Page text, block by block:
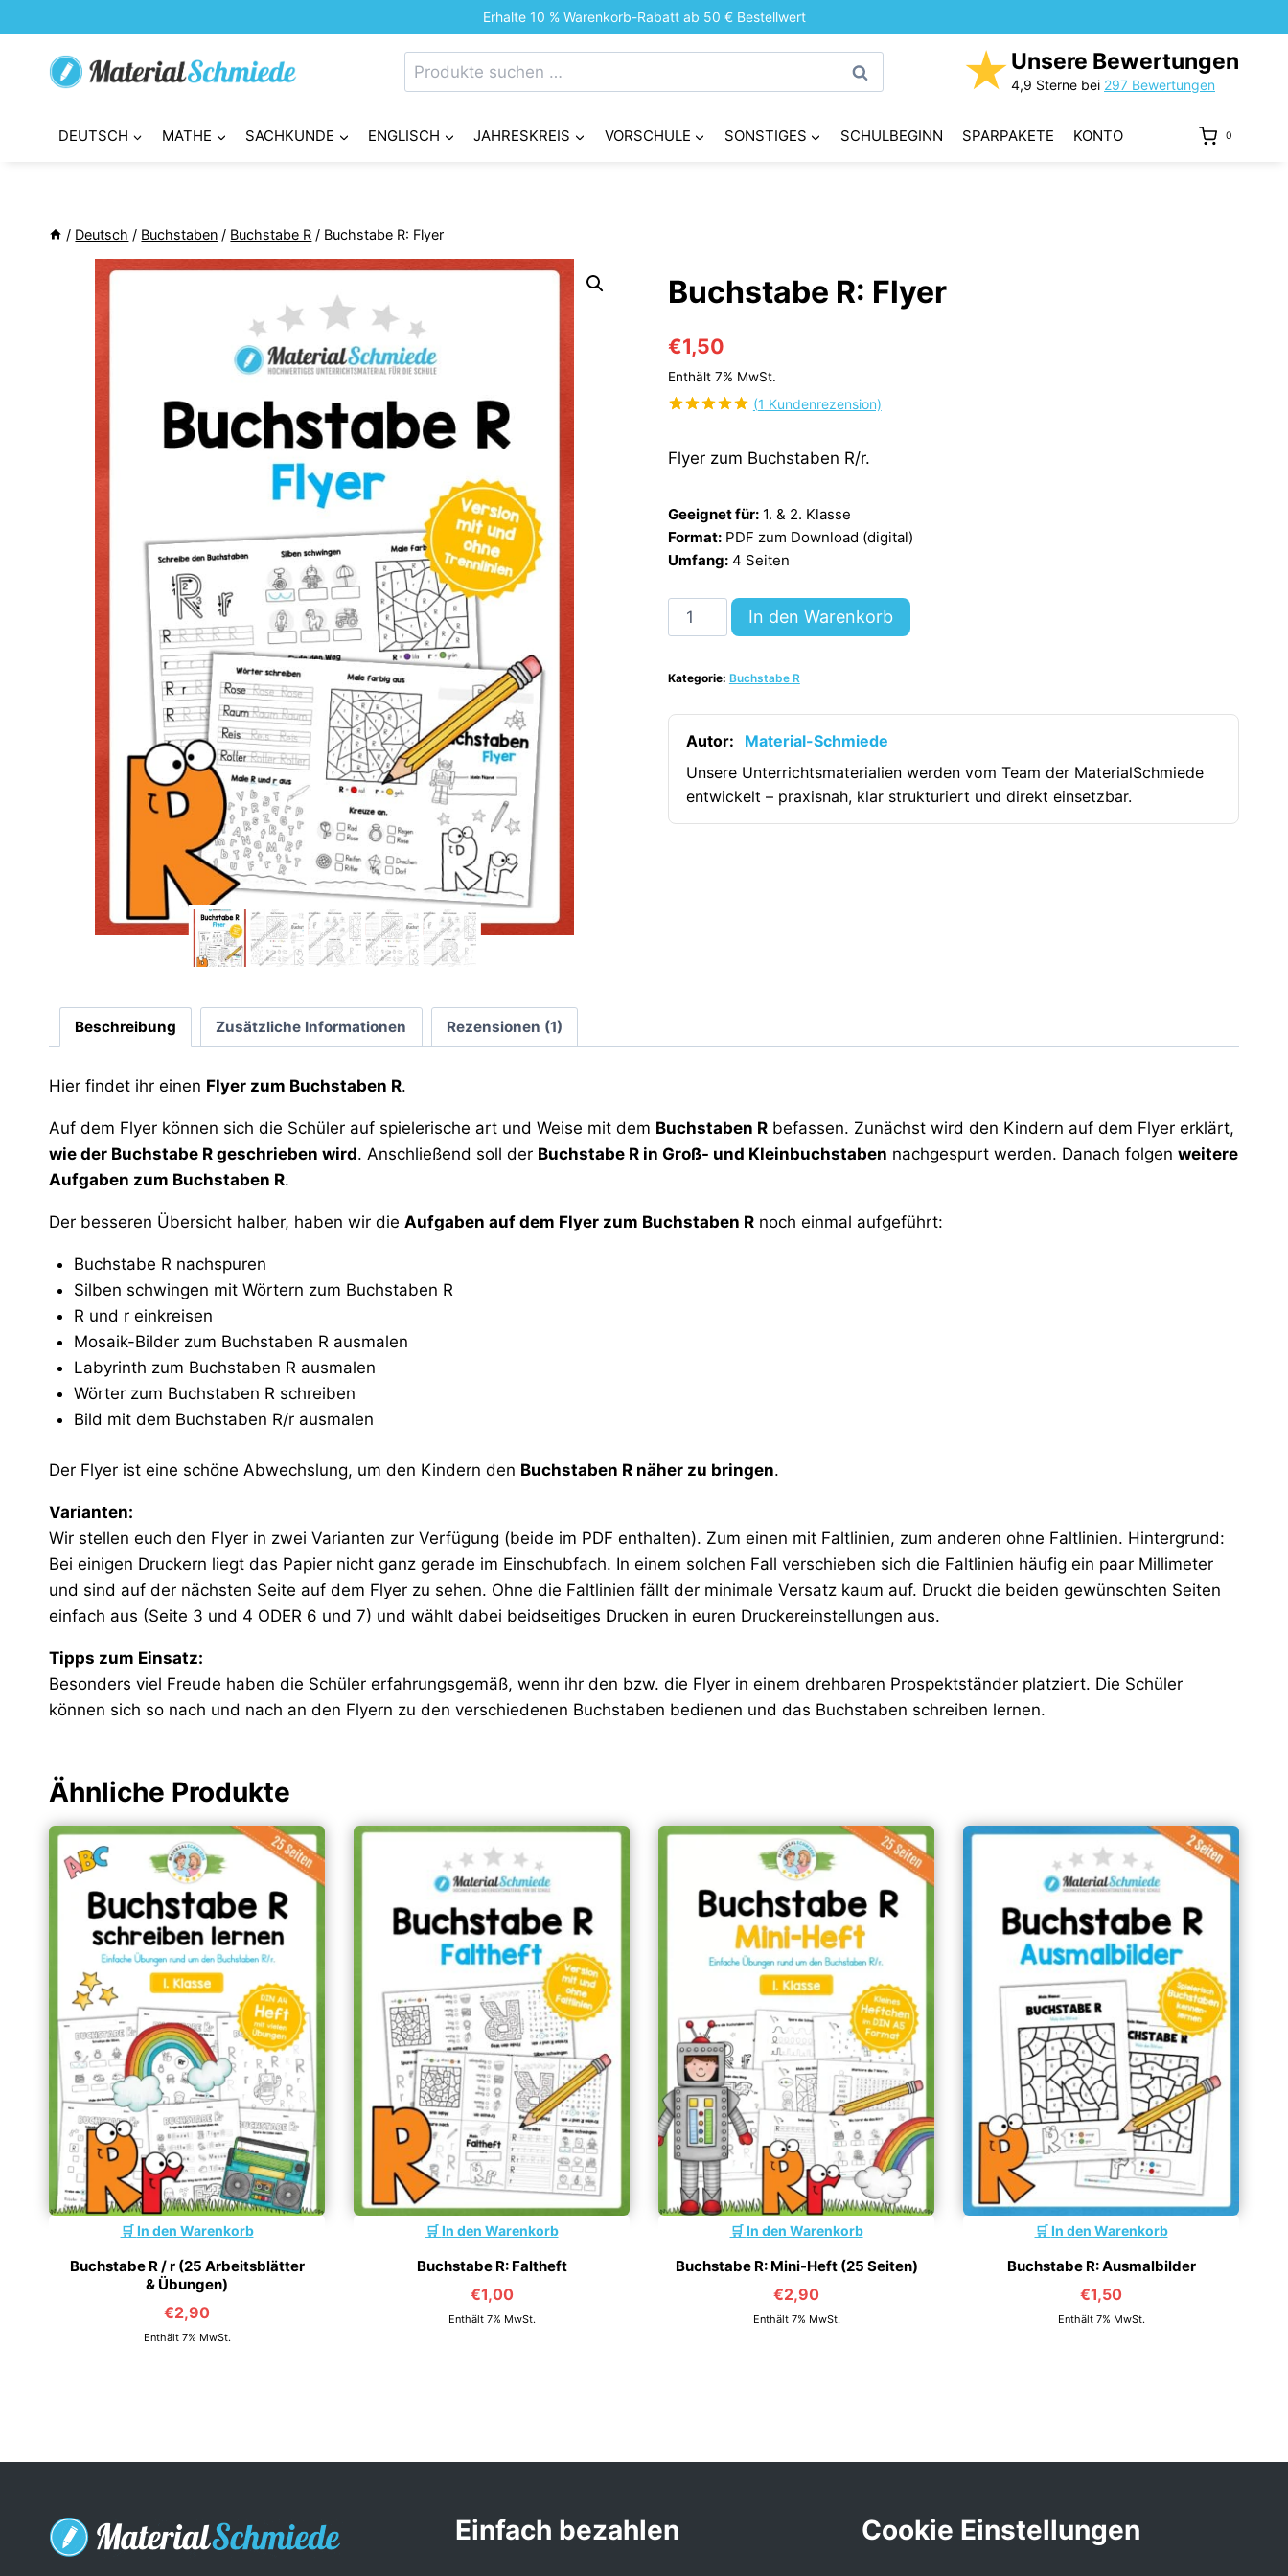
Inhalt
springen
Erhalte 10 % Warenkorb-Rabatt ab 50 € Bestellwert
Suchen
nach:
Suchen ★ Unsere Bewertungen
4,9 Sterne bei 297 Bewertungen
DEUTSCH MATHE SACHKUNDE ENGLISCH JAHRESKREIS VORSCHULE SONSTIGES SCHULBEGINN SPARPAKETE KONTO 0
/ Deutsch / Buchstaben / Buchstabe R / Buchstabe R: Flyer
Buchstabe R: Flyer
€1,50
Enthält 7% MwSt.
von 5,
Kundenbewertung
(1 Kundenrezension)
Flyer zum Buchstaben R/r.
Geeignet für: 1. & 2. Klasse
Format: PDF zum Download (digital)
Umfang: 4 Seiten
Buchstabe
R:
[Digital]
Menge
In den Warenkorb
Kategorie: Buchstabe R
Autor:
Material-Schmiede
Unsere Unterrichtsmaterialien werden vom Team der MaterialSchmiede
entwickelt – praxisnah, klar strukturiert und direkt einsetzbar.
Beschreibung Zusätzliche Informationen Rezensionen (1)
Hier findet ihr einen Flyer zum Buchstaben R.
Auf dem Flyer können sich die Schüler auf spielerische art und Weise mit dem Buchstaben R befassen. Zunächst wird den Kindern auf dem Flyer erklärt,
wie der Buchstabe R geschrieben wird. Anschließend soll der Buchstabe R in Groß- und Kleinbuchstaben nachgespurt werden. Danach folgen weitere
Aufgaben zum Buchstaben R.
Der besseren Übersicht halber, haben wir die Aufgaben auf dem Flyer zum Buchstaben R noch einmal aufgeführt:
Buchstabe R nachspuren
Silben schwingen mit Wörtern zum Buchstaben R
R und r einkreisen
Mosaik-Bilder zum Buchstaben R ausmalen
Labyrinth zum Buchstaben R ausmalen
Wörter zum Buchstaben R schreiben
Bild mit dem Buchstaben R/r ausmalen
Der Flyer ist eine schöne Abwechslung, um den Kindern den Buchstaben R näher zu bringen.
Varianten:
Wir stellen euch den Flyer in zwei Varianten zur Verfügung (beide im PDF enthalten). Zum einen mit Faltlinien, zum anderen ohne Faltlinien. Hintergrund:
Bei einigen Druckern liegt das Papier nicht ganz gerade im Einschubfach. In einem solchen Fall verschieben sich die Faltlinien häufig ein paar Millimeter
und sind auf der nächsten Seite auf dem Flyer zu sehen. Ohne die Faltlinien fällt der minimale Versatz kaum auf. Druckt die beiden gewünschten Seiten
einfach aus (Seite 3 und 4 ODER 6 und 7) und wählt dabei beidseitiges Drucken in euren Druckereinstellungen aus.
Tipps zum Einsatz:
Besonders viel Freude haben die Schüler erfahrungsgemäß, wenn ihr den bzw. die Flyer in einem drehbaren Prospektständer platziert. Die Schüler
können sich so nach und nach an den Flyern zu den verschiedenen Buchstaben bedienen und das Buchstaben schreiben lernen.
Ähnliche Produkte
In den Warenkorb
Buchstabe R / r (25 Arbeitsblätter
& Übungen)
€2,90
Enthält 7% MwSt.
In den Warenkorb
Buchstabe R: Faltheft
€1,00
Enthält 7% MwSt.
In den Warenkorb
Buchstabe R: Mini-Heft (25 Seiten)
€2,90
Enthält 7% MwSt.
In den Warenkorb
Buchstabe R: Ausmalbilder
€1,50
Enthält 7% MwSt.
Einfach bezahlen Cookie Einstellungen